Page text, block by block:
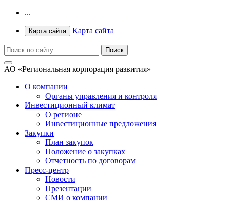
...
Карта сайта Карта сайта
АО «Региональная корпорация развития»
О компании
Органы управления и контроля
Инвестиционный климат
О регионе
Инвестиционные предложения
Закупки
План закупок
Положение о закупках
Отчетность по договорам
Пресс-центр
Новости
Презентации
СМИ о компании